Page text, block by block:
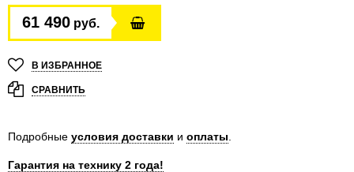
61 490 руб.
В ИЗБРАННОЕ
СРАВНИТЬ
Подробные условия доставки и оплаты
Гарантия на технику 2 года!